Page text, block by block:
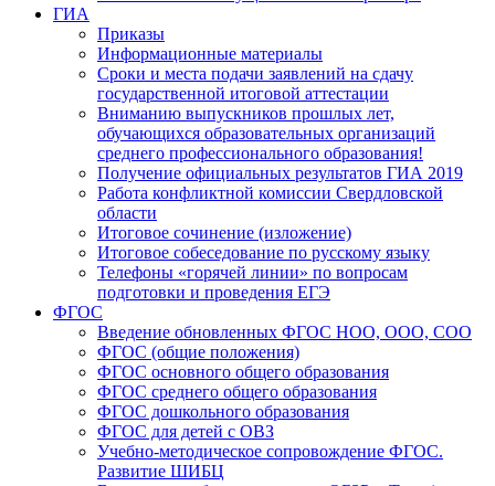
ГИА
Приказы
Информационные материалы
Сроки и места подачи заявлений на сдачу
государственной итоговой аттестации
Вниманию выпускников прошлых лет,
обучающихся образовательных организаций
среднего профессионального образования!
Получение официальных результатов ГИА 2019
Работа конфликтной комиссии Свердловской
области
Итоговое сочинение (изложение)
Итоговое собеседование по русскому языку
Телефоны «горячей линии» по вопросам
подготовки и проведения ЕГЭ
ФГОС
Введение обновленных ФГОС НОО, ООО, СОО
ФГОС (общие положения)
ФГОС основного общего образования
ФГОС среднего общего образования
ФГОС дошкольного образования
ФГОС для детей с ОВЗ
Учебно-методическое сопровождение ФГОС.
Развитие ШИБЦ